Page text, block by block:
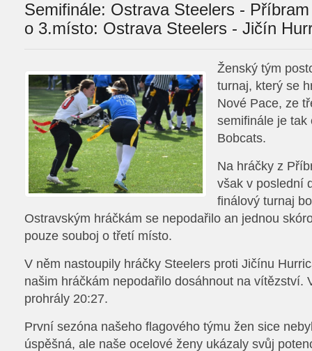
Semifinále: Ostrava Steelers -
o 3.místo: Ostrava Steelers - Jičín
Ženský tým
turnaj, který se
Nové Pace, ze
semifinále je tak
Bobcats.
Na hráčky z
však v poslední
finálový turnaj
Ostravským hráčkám se nepodařilo an jednou
pouze souboj o třetí místo.
V něm nastoupily hráčky Steelers proti Jičínu
našim hráčkám nepodařilo dosáhnout na vítězství.
prohrály 20:27.
První sezóna našeho flagového týmu žen sice
úspěšná, ale naše ocelové ženy ukázaly svůj